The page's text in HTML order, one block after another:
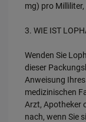
mg) pro
3. WIE IST
Wenden Sie
dieser
Anweisung
medizinischen
Arzt, Apotheker
nach, wenn Sie